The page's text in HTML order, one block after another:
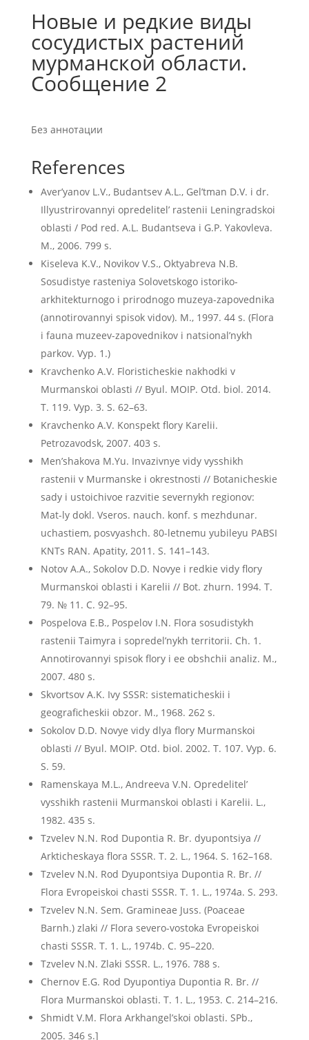
Новые и редкие виды
сосудистых растений
мурманской области.
Сообщение 2
Без аннотации
References
Aver’yanov L.V., Budantsev A.L., Gel’tman D.V. i dr.
Illyustrirovannyi opredelitel’ rastenii Leningradskoi
oblasti / Pod red. A.L. Budantseva i G.P. Yakovleva.
M., 2006. 799 s.
Kiseleva K.V., Novikov V.S., Oktyabreva N.B.
Sosudistye rasteniya Solovetskogo istoriko-
arkhitekturnogo i prirodnogo muzeya-zapovednika
(annotirovannyi spisok vidov). M., 1997. 44 s. (Flora
i fauna muzeev-zapovednikov i natsional’nykh
parkov. Vyp. 1.)
Kravchenko A.V. Floristicheskie nakhodki v
Murmanskoi oblasti // Byul. MOIP. Otd. biol. 2014.
T. 119. Vyp. 3. S. 62–63.
Kravchenko A.V. Konspekt flory Karelii.
Petrozavodsk, 2007. 403 s.
Men’shakova M.Yu. Invazivnye vidy vysshikh
rastenii v Murmanske i okrestnosti // Botanicheskie
sady i ustoichivoe razvitie severnykh regionov:
Mat-ly dokl. Vseros. nauch. konf. s mezhdunar.
uchastiem, posvyashch. 80-letnemu yubileyu PABSI
KNTs RAN. Apatity, 2011. S. 141–143.
Notov A.A., Sokolov D.D. Novye i redkie vidy flory
Murmanskoi oblasti i Karelii // Bot. zhurn. 1994. T.
79. № 11. C. 92–95.
Pospelova E.B., Pospelov I.N. Flora sosudistykh
rastenii Taimyra i sopredel’nykh territorii. Ch. 1.
Annotirovannyi spisok flory i ee obshchii analiz. M.,
2007. 480 s.
Skvortsov A.K. Ivy SSSR: sistematicheskii i
geograficheskii obzor. M., 1968. 262 s.
Sokolov D.D. Novye vidy dlya flory Murmanskoi
oblasti // Byul. MOIP. Otd. biol. 2002. T. 107. Vyp. 6.
S. 59.
Ramenskaya M.L., Andreeva V.N. Opredelitel’
vysshikh rastenii Murmanskoi oblasti i Karelii. L.,
1982. 435 s.
Tzvelev N.N. Rod Dupontia R. Br. dyupontsiya //
Arkticheskaya flora SSSR. T. 2. L., 1964. S. 162–168.
Tzvelev N.N. Rod Dyupontsiya Dupontia R. Br. //
Flora Evropeiskoi chasti SSSR. T. 1. L., 1974a. S. 293.
Tzvelev N.N. Sem. Gramineae Juss. (Poaceae
Barnh.) zlaki // Flora severo-vostoka Evropeiskoi
chasti SSSR. T. 1. L., 1974b. C. 95–220.
Tzvelev N.N. Zlaki SSSR. L., 1976. 788 s.
Chernov E.G. Rod Dyupontiya Dupontia R. Br. //
Flora Murmanskoi oblasti. T. 1. L., 1953. C. 214–216.
Shmidt V.M. Flora Arkhangel’skoi oblasti. SPb.,
2005. 346 s.]